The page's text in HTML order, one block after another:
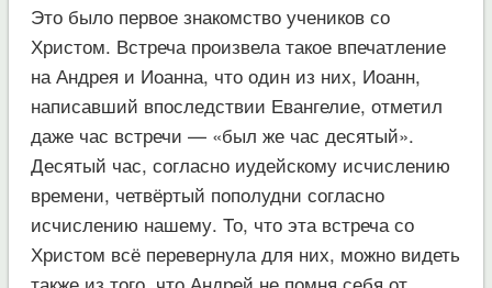
Это было первое знакомство учеников со
Христом. Встреча произвела такое впечатление
на Андрея и Иоанна, что один из них, Иоанн,
написавший впоследствии Евангелие, отметил
даже час встречи — «был же час десятый».
Десятый час, согласно иудейскому исчислению
времени, четвёртый пополудни согласно
исчислению нашему. То, что эта встреча со
Христом всё перевернула для них, можно видеть